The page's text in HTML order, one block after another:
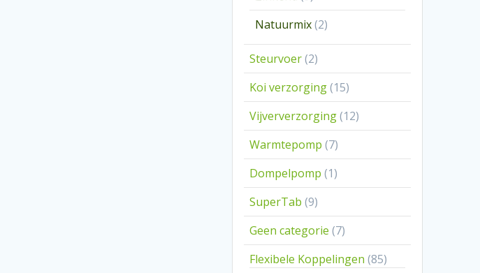
producten
Natuurmix 22
producten
Steurvoer 22
producten
Koi verzorging 1515
producten
Vijververzorging 1212
producten
Warmtepomp 77
producten
Dompelpomp 11
product
SuperTab 99
producten
Geen categorie 77
producten
Flexibele Koppelingen 8585